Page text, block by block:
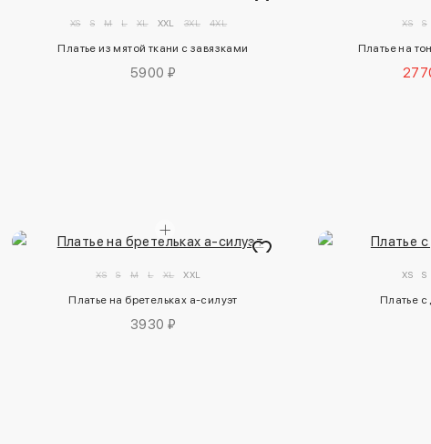
XS S M L XL XXL 3XL 4XL
Платье из мятой ткани с завязками
5900 ₽
XS S
Платье на
XS S M L XL XXL
Платье на бретельках а-силуэт
3930 ₽
XS S
Платье